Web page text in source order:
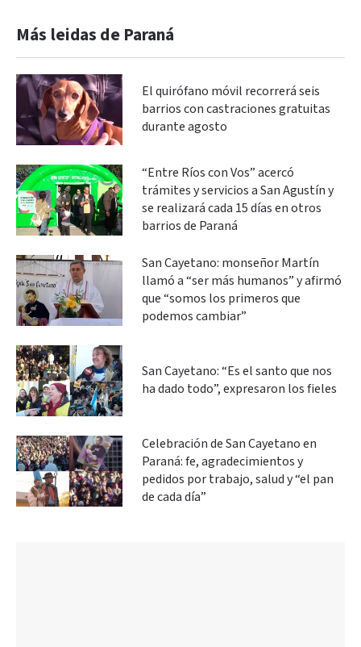
Más leidas de Paraná
El quirófano móvil recorrerá seis
barrios con castraciones gratuitas
durante agosto
“Entre Ríos con Vos” acercó
trámites y servicios a San Agustín y
se realizará cada 15 días en otros
barrios de Paraná
San Cayetano: monseñor Martín
llamó a “ser más humanos” y afirmó
que “somos los primeros que
podemos cambiar”
San Cayetano: “Es el santo que nos
ha dado todo”, expresaron los fieles
Celebración de San Cayetano en
Paraná: fe, agradecimientos y
pedidos por trabajo, salud y “el pan
de cada día”